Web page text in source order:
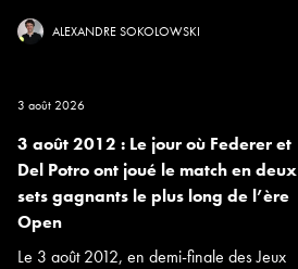
ALEXANDRE SOKOLOWSKI
3 août 2026
3 août 2012 : Le jour où Federer et
Del Potro ont joué le match en deux
sets gagnants le plus long de l’ère
Open
Le 3 août 2012, en demi-finale des Jeux